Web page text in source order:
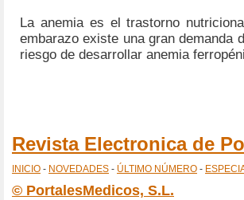
La anemia es el trastorno
embarazo existe una gran demanda
riesgo de desarrollar anemia
Revista Electronica de
INICIO - NOVEDADES - ÚLTIMO NÚMERO -
© PortalesMedicos, S.L.